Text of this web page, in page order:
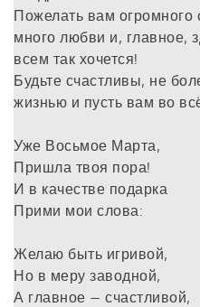
Пожелать вам огромного
много любви и, главное,
всем так хочется!
Будьте счастливы, не
жизнью и пусть вам во
Уже Восьмое Марта,
Пришла твоя пора!
И в качестве подарка
Прими мои слова:
Желаю быть игривой,
Но в меру заводной,
А главное — счастливой,